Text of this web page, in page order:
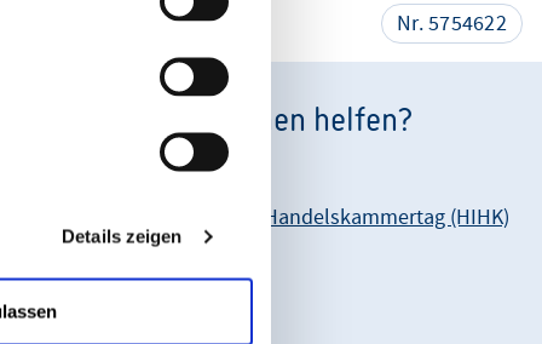
Details zeigen
Nr. 5754622
Wie können wir Ihnen helfen?
Unsere Anschrift:
Hessischer Industrie- und Handelskammertag (HIHK)
Karl-Glässing-Straße 8
65183 Wiesbaden